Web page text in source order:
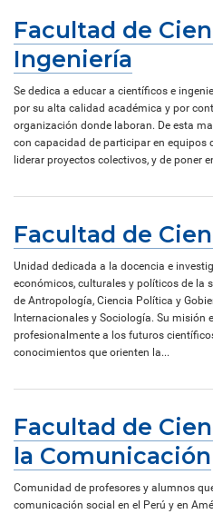
Facultad de
Ingeniería
Se dedica a educar a científicos e
por su alta calidad académica y por
organización donde laboran. De esta
con capacidad de participar en equipos
liderar proyectos colectivos, y de poner
Facultad de
Unidad dedicada a la docencia e
económicos, culturales y políticos de la
de Antropología, Ciencia Política y
Internacionales y Sociología. Su misión
profesionalmente a los futuros
conocimientos que orienten la...
Facultad de
la Comunicación
Comunidad de profesores y alumnos
comunicación social en el Perú y en